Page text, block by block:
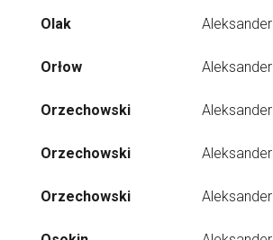
Olak Aleksander
Orłow Aleksander
Orzechowski Aleksander
Orzechowski Aleksander
Orzechowski Aleksander